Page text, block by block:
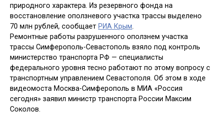
природного характера. Из резервного фонда на
восстановление оползневого участка трассы выделено
70 млн рублей, сообщает РИА Крым.
Ремонтные работы разрушенного оползнем участка
трассы Симферополь-Севастополь взяло под контроль
министерство транспорта РФ — специалисты
федерального уровня тесно работают по этому вопросу с
транспортным управлением Севастополя. Об этом в ходе
видеомоста Москва-Симферополь в МИА «Россия
сегодня» заявил министр транспорта России Максим
Соколов.